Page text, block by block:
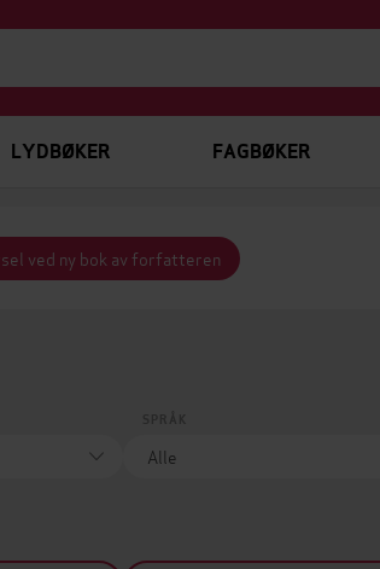
LYDBØKER FAGBØKER
ved ny bok av forfatteren